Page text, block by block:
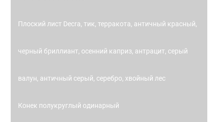
Плоский лист Decra, тик, терракота, античный красный,
черный бриллиант, осенний каприз, антрацит, серый
валун, античный серый, серебро, хвойный лес
Конек полукруглый одинарный